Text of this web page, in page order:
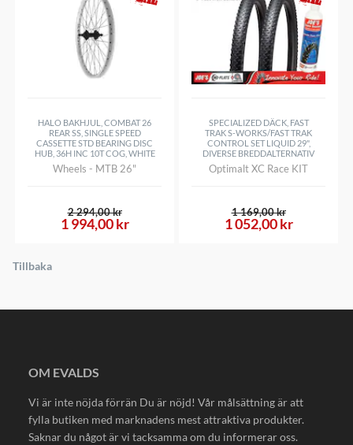
HALO BAKHJUL, COMBAT 26
REAR SS, SINGLE SPEED
CASSETTE STD BEARING DISC
HUB, 36H INC 10T COG, WHITE
Wheels - MTB 26"
1 994,00 kr
2 294,00 kr
SPECIALIZED DÄCK, FAST
TRAK S-WORKS/FAST TRAK
CONTROL SET LIQUID 29",
DIVERSE BREDDALTERNATIV
Optimalt XC Race KIT
1 052,00 kr
1 169,00 kr
Tillbaka
OM EVALDS
Vi är inte nöjda förrän Du är nöjd! Vår målsättning är att
fylla butiken med marknadens mest attraktiva produkter.
Saknar du något är vi tacksamma om du informerar oss.